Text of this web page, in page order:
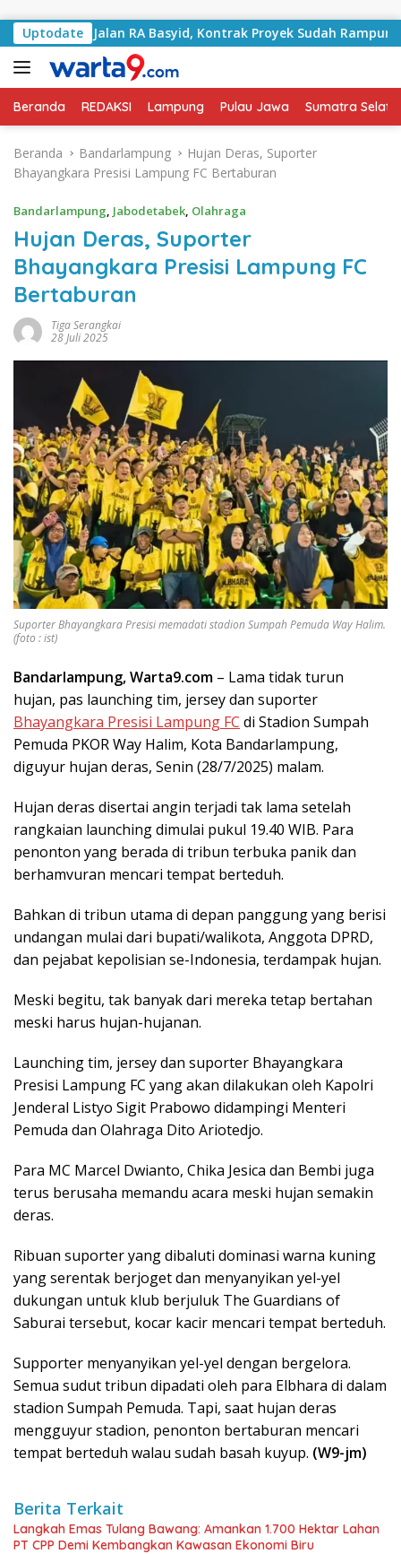
Uptodate
Jalan RA Basyid, Kontrak Proyek Sudah Rampung
Beranda REDAKSI Lampung Pulau Jawa Sumatra
Beranda Bandarlampung
Hujan Deras, Suporter
Bhayangkara Presisi Lampung FC Bertaburan
Bandarlampung, Jabodetabek, Olahraga
Hujan Deras, Suporter
Bhayangkara Presisi Lampung FC
Bertaburan
Tiga Serangkai
28 Juli 2025
Suporter Bhayangkara Presisi memadati stadion Sumpah Pemuda Way Halim.
(foto : ist)
Bandarlampung, Warta9.com – Lama tidak turun
hujan, pas launching tim, jersey dan suporter
Bhayangkara Presisi Lampung FC di Stadion Sumpah
Pemuda PKOR Way Halim, Kota Bandarlampung,
diguyur hujan deras, Senin (28/7/2025) malam.
Hujan deras disertai angin terjadi tak lama setelah
rangkaian launching dimulai pukul 19.40 WIB. Para
penonton yang berada di tribun terbuka panik dan
berhamvuran mencari tempat berteduh.
Bahkan di tribun utama di depan panggung yang berisi
undangan mulai dari bupati/walikota, Anggota DPRD,
dan pejabat kepolisian se-Indonesia, terdampak hujan.
Meski begitu, tak banyak dari mereka tetap bertahan
meski harus hujan-hujanan.
Launching tim, jersey dan suporter Bhayangkara
Presisi Lampung FC yang akan dilakukan oleh Kapolri
Jenderal Listyo Sigit Prabowo didampingi Menteri
Pemuda dan Olahraga Dito Ariotedjo.
Para MC Marcel Dwianto, Chika Jesica dan Bembi juga
terus berusaha memandu acara meski hujan semakin
deras.
Ribuan suporter yang dibaluti dominasi warna kuning
yang serentak berjoget dan menyanyikan yel-yel
dukungan untuk klub berjuluk The Guardians of
Saburai tersebut, kocar kacir mencari tempat berteduh.
Supporter menyanyikan yel-yel dengan bergelora.
Semua sudut tribun dipadati oleh para Elbhara di dalam
stadion Sumpah Pemuda. Tapi, saat hujan deras
mengguyur stadion, penonton bertaburan mencari
tempat berteduh walau sudah basah kuyup. (W9-jm)
Berita Terkait
Langkah Emas Tulang Bawang: Amankan 1.700 Hektar Lahan
PT CPP Demi Kembangkan Kawasan Ekonomi Biru